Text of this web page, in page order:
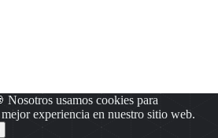
Nosotros usamos cookies para
experiencia en nuestro sitio web.